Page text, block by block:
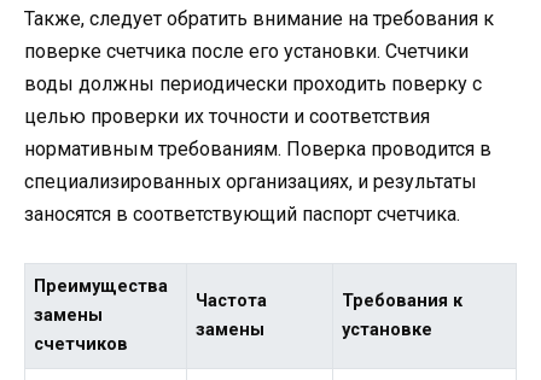
Также, следует обратить внимание на требования к
поверке счетчика после его установки. Счетчики
воды должны периодически проходить поверку с
целью проверки их точности и соответствия
нормативным требованиям. Поверка проводится в
специализированных организациях, и результаты
заносятся в соответствующий паспорт счетчика.
Преимущества
замены
счетчиков
Частота
замены
Требования к
установке